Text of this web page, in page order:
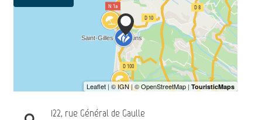
122, rue Général de Gaulle